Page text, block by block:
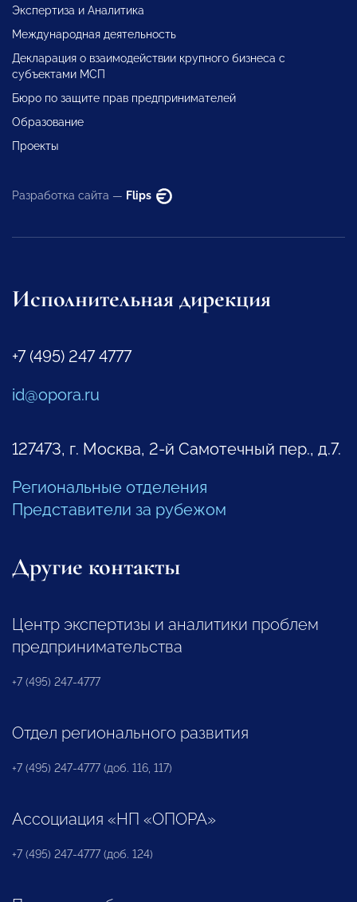
Экспертиза и Аналитика
Международная деятельность
Декларация о взаимодействии крупного бизнеса с
субъектами МСП
Бюро по защите прав предпринимателей
Образование
Проекты
Разработка сайта — Flips
Исполнительная дирекция
+7 (495) 247 4777
id@opora.ru
127473, г. Москва, 2-й Самотечный пер., д.7.
Региональные отделения
Представители за рубежом
Другие контакты
Центр экспертизы и аналитики проблем
предпринимательства
+7 (495) 247-4777
Отдел регионального развития
+7 (495) 247-4777 (доб. 116, 117)
Ассоциация «НП «ОПОРА»
+7 (495) 247-4777 (доб. 124)